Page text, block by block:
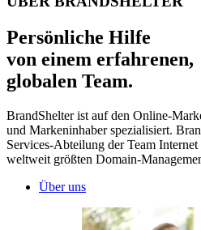
Persönliche Hilfe
von einem erfahrenen,
globalen Team.
BrandShelter ist auf den Online-
und Markeninhaber spezialisiert.
Services-Abteilung der Team
weltweit größten Domain-
Über uns